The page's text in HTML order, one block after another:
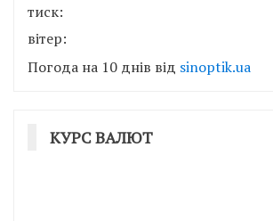
тиск:
вітер:
Погода на 10 днів від sinoptik.ua
КУРС ВАЛЮТ